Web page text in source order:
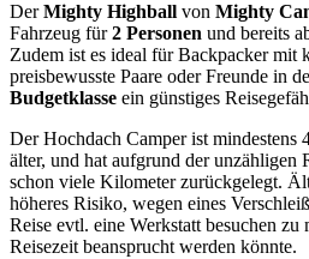
DerMighty Highball von Mighty
Fahrzeug für2 Personen und bereits
Zudem ist es ideal für Backpacker mit
preisbewusste Paare oder Freunde in
Budgetklasse ein günstiges
Der Hochdach Camper ist mindestens
älter, und hat aufgrund der unzähligen
schon viele Kilometer zurückgelegt.
höheres Risiko, wegen eines
Reise evtl. eine Werkstatt besuchen zu
Reisezeit beansprucht werden könnte.